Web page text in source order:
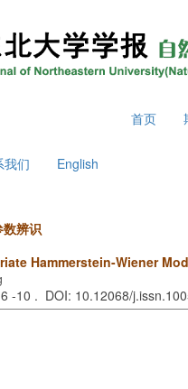
首页
我们 English
辨识
Hammerstein-Wiener
-10 . DOI: 10.12068/